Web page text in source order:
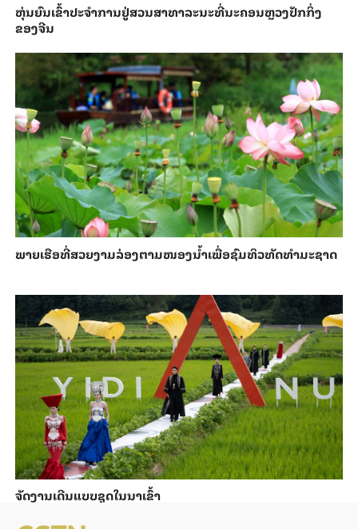
​ຫຸ່ນ​ຍົນ​ເຂົ້າ​ປະ​ຈຳ​ການ​ຢູ່​ສວນ​ສາ​ທາ​ລະ​ນະ​ທີ່​ນະ​ຄອນຫຼວງ​ປັກ​ກິ່ງ​
ຂອງ​ຈີນ
ພາຍ​ເຮືອທີ່​ສວຍ​ງາມ​ລ່ອງ​ຕາມ​​ໜອງນ້ຳ​​ເພື່ອ​ຊົມ​ທິວ​ທັດ​ທຳ​ມະ​ຊາດ
ຈັດງານເດີນແບບຊຸດໃນນາເຂົ້າ